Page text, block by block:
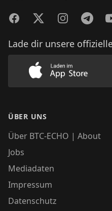
FacebookTwitterInstagram
Lade dir unsere
Lade unsere
ÜBER UNS
Über BTC-ECHO | About
Jobs
Mediadaten
Impressum
Datenschutz